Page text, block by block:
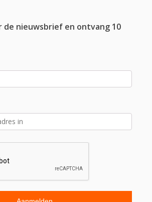
de nieuwsbrief en ontvang 10